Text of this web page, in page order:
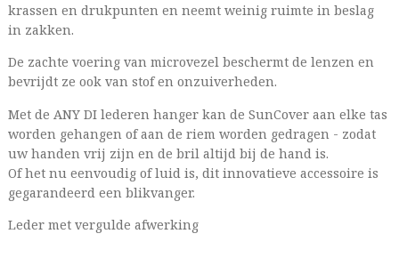
krassen en drukpunten en neemt weinig ruimte in beslag
in zakken.
De zachte voering van microvezel beschermt de lenzen en
bevrijdt ze ook van stof en onzuiverheden.
Met de ANY DI lederen hanger kan de SunCover aan elke tas
worden gehangen of aan de riem worden gedragen - zodat
uw handen vrij zijn en de bril altijd bij de hand is.
Of het nu eenvoudig of luid is, dit innovatieve accessoire is
gegarandeerd een blikvanger.
Leder met vergulde afwerking